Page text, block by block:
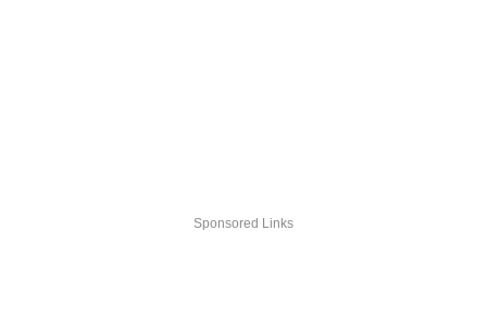
Sponsored Links